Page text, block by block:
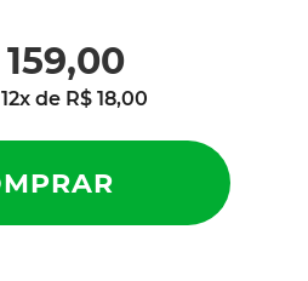
159,00
12x de R$ 18,00